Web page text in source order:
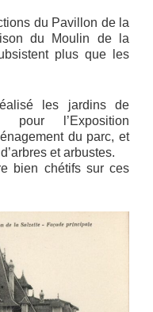
du Pavillon de la
du Moulin de la
plus que les
les jardins de
pour l’Exposition
du parc, et
et arbustes.
bien chétifs sur ces